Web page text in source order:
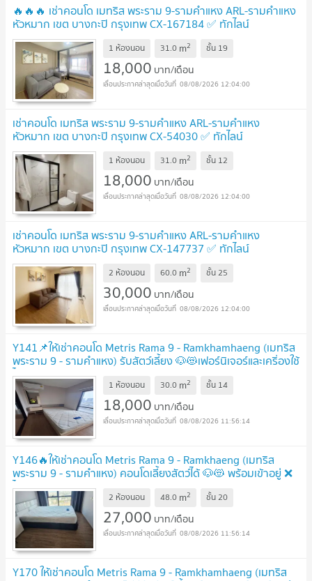
🔥🔥🔥 เช่าคอนโด เมทริส พระราม 9-รามคำแหง ARL-รามคำแหง
หัวหมาก เขต บางกะปิ กรุงเทพ CX-167184 ✅ ทักไลน์
@connexproperty ตอบทันที ทีมงานมืออาชีพ ✅ 🔥🔥🔥
1 ห้องนอน 31.0 m2 ชั้น 19
18,000 บาท/เดือน
08/08/2026 12:04:00
เช่าคอนโด เมทริส พระราม 9-รามคำแหง ARL-รามคำแหง
หัวหมาก เขต บางกะปิ กรุงเทพ CX-54030 ✅ ทักไลน์
@connexproperty ตอบทันที ทีมงานมืออาชีพ ✅
1 ห้องนอน 31.0 m2 ชั้น 12
18,000 บาท/เดือน
08/08/2026 12:04:00
เช่าคอนโด เมทริส พระราม 9-รามคำแหง ARL-รามคำแหง
หัวหมาก เขต บางกะปิ กรุงเทพ CX-147737 ✅ ทักไลน์
@connexproperty ตอบทันที ทีมงานมืออาชีพ ✅
2 ห้องนอน 60.0 m2 ชั้น25
30,000 บาท/เดือน
08/08/2026 12:04:00
Y141📌ให้เช่าคอนโด Metris Rama 9 - Ramkhamhaeng (เมทริส
พระราม 9 - รามคำแหง) รับสัตว์เลี้ยง 🐶😻เฟอร์นิเจอร์และเคริ่องใช้
ไฟฟ้าครบ ห้องสวย ราคาพิเศษ🔥
1 ห้องนอน 30.0 m2 ชั้น 14
18,000 บาท/เดือน
08/08/2026 11:56:14
Y146🔥ให้เช่าคอนโด Metris Rama 9 - Ramkhaeng (เมทริส
พระราม 9 - รามคำแหง) คอนโดเลี้ยงสัตว์ได้ 🐶😻 พร้อมเข้าอยู่ ❌
ไม่รับต่างชาติ UPDATE !
2 ห้องนอน 48.0 m2 ชั้น20
27,000 บาท/เดือน
08/08/2026 11:56:14
Y170 ให้เช่าคอนโด Metris Rama 9 - Ramkhamhaeng (เมทริส